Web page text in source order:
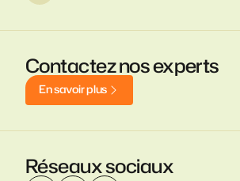
Contactez nos experts
Ensavoirplus
Réseaux sociaux